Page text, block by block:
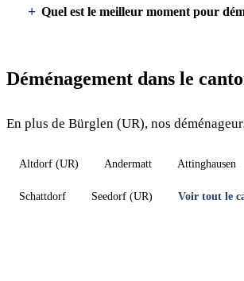
Quel est le meilleur moment pour
Déménagement dans le
En plus de Bürglen (UR), nos
Altdorf (UR) Andermatt Attinghausen
Schattdorf Seedorf (UR) Voir tout le